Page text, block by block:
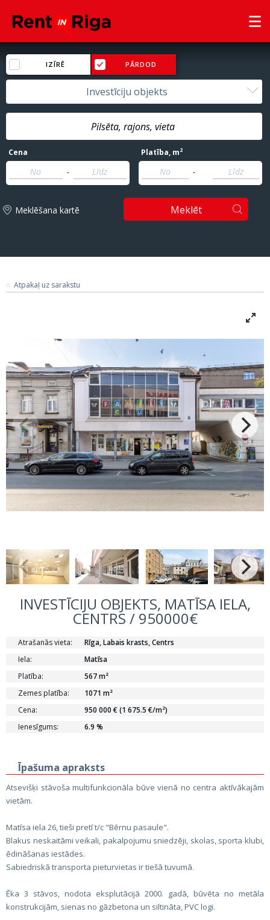
IZĪRĒ PĀRDOD
Investīciju objekts
Cena
-
Platība, m2
-
Meklēšana kartē Meklēt
Atpakaļ uz sarakstu
INVESTĪCIJU OBJEKTS, MATĪSA IELA,
CENTRS / 950000€
Atrašanās vieta:
Rīga, Labais krasts, Centrs
Iela:
Matīsa
Platība:
567 m²
Zemes platība:
1071 m²
Cena:
950 000 € (1 675.5 €/m²)
Ienesīgums:
6.9 %
Īpašuma apraksts
Atsevišķi stāvoša multifunkcionāla būve vienā no centra aktīvākajām
vietām.
Matīsa iela 26, tieši pretī t/c "Bērnu pasaule".
Blakus neskaitāmi veikali, pakalpojumu sniedzēji, skolas, sporta klubi,
ēdināšanas iestādes.
Sabiedriskā transporta pieturvietas ir tiešā tuvumā.
Ēka 3 stāvos, nodota eksplutācijā 2000. gadā, būvēta no metāla
konstrukcijām, sienas no gāzbetona un siltināta, PVC logi.